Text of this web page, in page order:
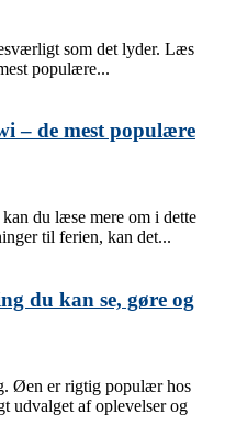
som det lyder. Læs
populære...
– de mest populære
du læse mere om i dette
til ferien, kan det...
du kan se, gøre og
Øen er rigtig populær hos
udvalget af oplevelser og